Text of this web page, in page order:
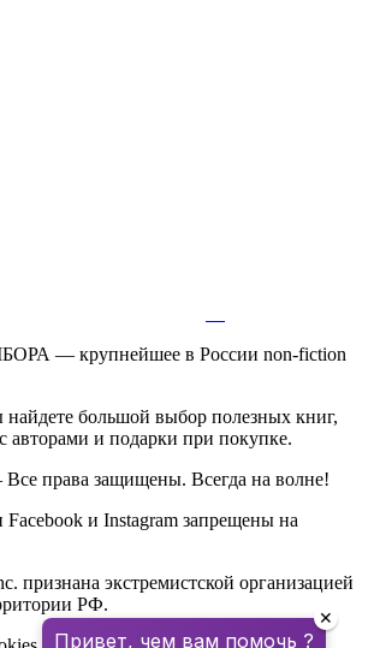
— крупнейшее в России non-fiction
большой выбор полезных книг,
авторами и подарки при покупке.
права защищены. Всегда на волне!
и Instagram запрещены на
признана экстремистской организацией
РФ.
Привет, чем вам помочь ?
✕